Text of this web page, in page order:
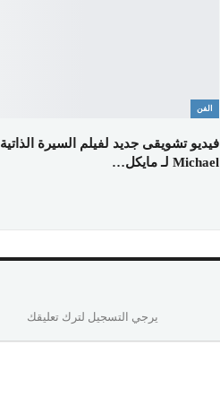
الفن
فيديو تشويقى جديد لفيلم السيرة الذاتية
Michael لـ مايكل…
يرجي التسجيل لترك تعليقك